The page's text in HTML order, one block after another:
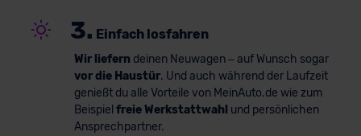
3. Einfach losfahren
Wir liefern deinen Neuwagen – auf Wunsch sogar
vor die Haustür. Und auch während der Laufzeit
genießt du alle Vorteile von MeinAuto.de wie zum
Beispiel freie Werkstattwahl und persönlichen
Ansprechpartner.